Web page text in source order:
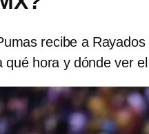
recibe a
qué hora y dónde ver